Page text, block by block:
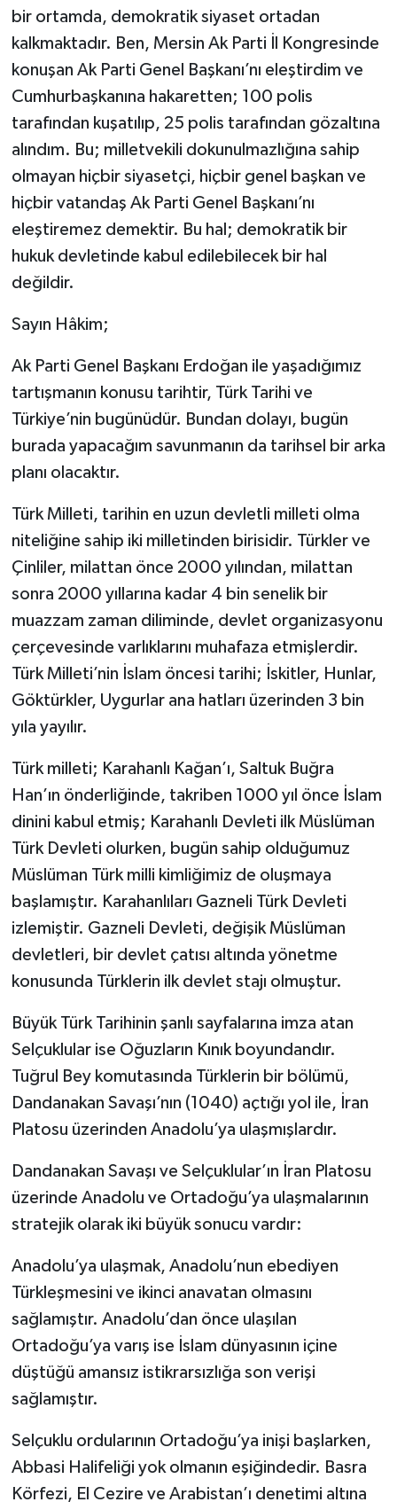
bir ortamda, demokratik siyaset ortadan
kalkmaktadır. Ben, Mersin Ak Parti İl Kongresinde
konuşan Ak Parti Genel Başkanı’nı eleştirdim ve
Cumhurbaşkanına hakaretten; 100 polis
tarafından kuşatılıp, 25 polis tarafından gözaltına
alındım. Bu; milletvekili dokunulmazlığına sahip
olmayan hiçbir siyasetçi, hiçbir genel başkan ve
hiçbir vatandaş Ak Parti Genel Başkanı’nı
eleştiremez demektir. Bu hal; demokratik bir
hukuk devletinde kabul edilebilecek bir hal
değildir.
Sayın Hâkim;
Ak Parti Genel Başkanı Erdoğan ile yaşadığımız
tartışmanın konusu tarihtir, Türk Tarihi ve
Türkiye’nin bugünüdür. Bundan dolayı, bugün
burada yapacağım savunmanın da tarihsel bir arka
planı olacaktır.
Türk Milleti, tarihin en uzun devletli milleti olma
niteliğine sahip iki milletinden birisidir. Türkler ve
Çinliler, milattan önce 2000 yılından, milattan
sonra 2000 yıllarına kadar 4 bin senelik bir
muazzam zaman diliminde, devlet organizasyonu
çerçevesinde varlıklarını muhafaza etmişlerdir.
Türk Milleti’nin İslam öncesi tarihi; İskitler, Hunlar,
Göktürkler, Uygurlar ana hatları üzerinden 3 bin
yıla yayılır.
Türk milleti; Karahanlı Kağan’ı, Saltuk Buğra
Han’ın önderliğinde, takriben 1000 yıl önce İslam
dinini kabul etmiş; Karahanlı Devleti ilk Müslüman
Türk Devleti olurken, bugün sahip olduğumuz
Müslüman Türk milli kimliğimiz de oluşmaya
başlamıştır. Karahanlıları Gazneli Türk Devleti
izlemiştir. Gazneli Devleti, değişik Müslüman
devletleri, bir devlet çatısı altında yönetme
konusunda Türklerin ilk devlet stajı olmuştur.
Büyük Türk Tarihinin şanlı sayfalarına imza atan
Selçuklular ise Oğuzların Kınık boyundandır.
Tuğrul Bey komutasında Türklerin bir bölümü,
Dandanakan Savaşı’nın (1040) açtığı yol ile, İran
Platosu üzerinden Anadolu’ya ulaşmışlardır.
Dandanakan Savaşı ve Selçuklular’ın İran Platosu
üzerinde Anadolu ve Ortadoğu’ya ulaşmalarının
stratejik olarak iki büyük sonucu vardır:
Anadolu’ya ulaşmak, Anadolu’nun ebediyen
Türkleşmesini ve ikinci anavatan olmasını
sağlamıştır. Anadolu’dan önce ulaşılan
Ortadoğu’ya varış ise İslam dünyasının içine
düştüğü amansız istikrarsızlığa son verişi
sağlamıştır.
Selçuklu ordularının Ortadoğu’ya inişi başlarken,
Abbasi Halifeliği yok olmanın eşiğindedir. Basra
Körfezi, El Cezire ve Arabistan’ı denetimi altına